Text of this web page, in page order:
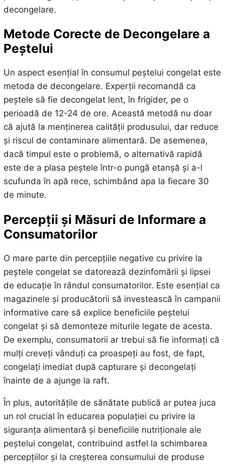
decongelare.
Metode Corecte de Decongelare a
Peștelui
Un aspect esențial în consumul peștelui congelat este
metoda de decongelare. Experții recomandă ca
peștele să fie decongelat lent, în frigider, pe o
perioadă de 12-24 de ore. Această metodă nu doar
că ajută la menținerea calității produsului, dar reduce
și riscul de contaminare alimentară. De asemenea,
dacă timpul este o problemă, o alternativă rapidă
este de a plasa peștele într-o pungă etanșă și a-l
scufunda în apă rece, schimbând apa la fiecare 30
de minute.
Percepții și Măsuri de Informare a
Consumatorilor
O mare parte din percepțiile negative cu privire la
peștele congelat se datorează dezinfomării și lipsei
de educație în rândul consumatorilor. Este esențial ca
magazinele și producătorii să investească în campanii
informative care să explice beneficiile peștelui
congelat și să demonteze miturile legate de acesta.
De exemplu, consumatorii ar trebui să fie informați că
mulți creveți vânduți ca proaspeți au fost, de fapt,
congelați imediat după capturare și decongelați
înainte de a ajunge la raft.
În plus, autoritățile de sănătate publică ar putea juca
un rol crucial în educarea populației cu privire la
siguranța alimentară și beneficiile nutriționale ale
peștelui congelat, contribuind astfel la schimbarea
percepțiilor și la creșterea consumului de produse